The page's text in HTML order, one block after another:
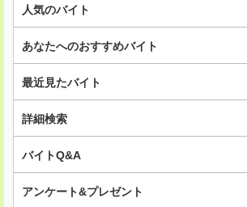
人気のバイト
あなたへのおすすめバイト
最近見たバイト
詳細検索
バイトQ&A
アンケート&プレゼント